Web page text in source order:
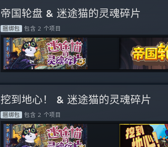
帝国轮盘 & 迷途猫的灵魂碎片
捆绑包 包含 2 个项目
挖到地心！ & 迷途猫的灵魂碎片
捆绑包 包含 2 个项目